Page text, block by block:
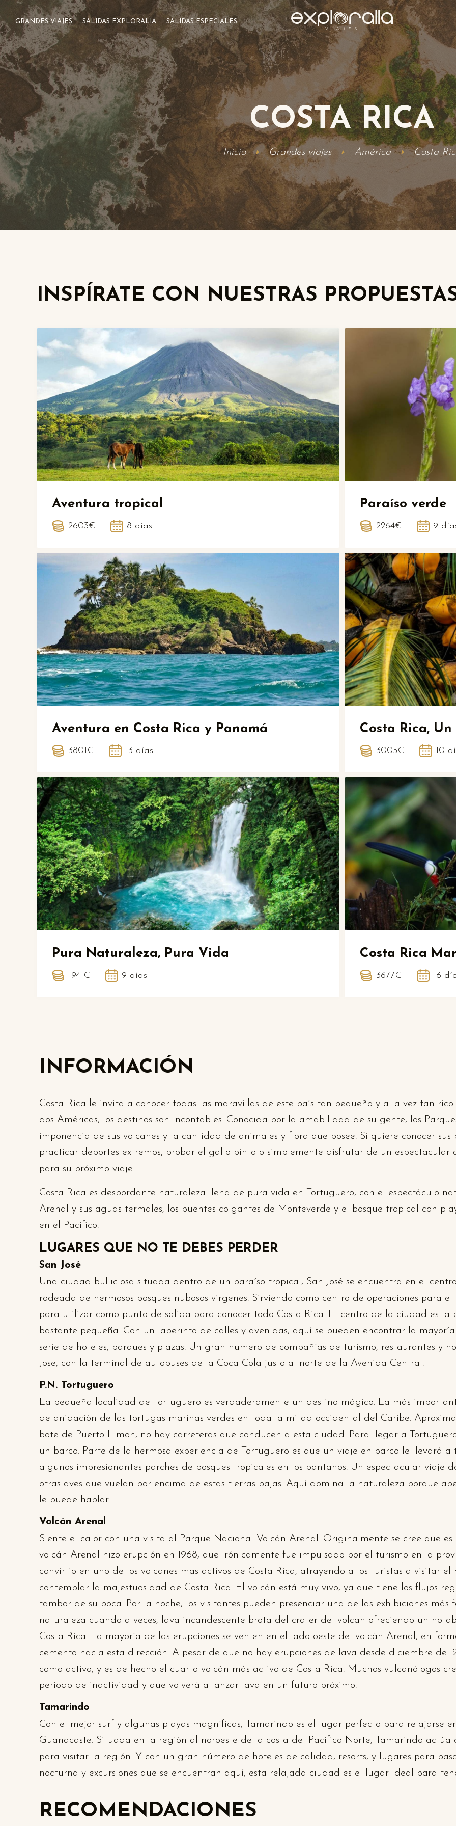
GRANDES VIAJES SALIDAS EXPLORALIA SALIDAS ESPECIALES
COSTA RICA
Inicio Grandes viajes América Costa
INSPÍRATE CON NUESTRAS
Aventura tropical
2603€ 8 días
Paraíso verde
2264€ 9
Aventura en Costa Rica y Panamá
3801€ 13 días
Costa Rica,
3005€ 10
Pura Naturaleza, Pura Vida
1941€ 9 días
Costa Rica
3677€ 16
INFORMACIÓN
Costa Rica le invita a conocer todas las maravillas de este país tan pequeño y a la vez tan
dos Américas, los destinos son incontables. Conocida por la amabilidad de su gente, los
imponencia de sus volcanes y la cantidad de animales y flora que posee. Si quiere conocer sus
practicar deportes extremos, probar el gallo pinto o simplemente disfrutar de un espectacular
para su próximo viaje.
Costa Rica es desbordante naturaleza llena de pura vida en Tortuguero, con el espectáculo
Arenal y sus aguas termales, los puentes colgantes de Monteverde y el bosque tropical con
en el Pacífico.
LUGARES QUE NO TE DEBES PERDER
San José
Una ciudad bulliciosa situada dentro de un paraíso tropical, San José se encuentra en el
rodeada de hermosos bosques nubosos virgenes. Sirviendo como centro de operaciones para
para utilizar como punto de salida para conocer todo Costa Rica. El centro de la ciudad es
bastante pequeña. Con un laberinto de calles y avenidas, aquí se pueden encontrar la
serie de hoteles, parques y plazas. Un gran numero de compañías de turismo, restaurantes y
Jose, con la terminal de autobuses de la Coca Cola justo al norte de la Avenida Central.
P.N. Tortuguero
La pequeña localidad de Tortuguero es verdaderamente un destino mágico. La más
de anidación de las tortugas marinas verdes en toda la mitad occidental del Caribe.
bote de Puerto Limon, no hay carreteras que conducen a esta ciudad. Para llegar a
un barco. Parte de la hermosa experiencia de Tortuguero es que un viaje en barco le llevará
algunos impresionantes parches de bosques tropicales en los pantanos. Un espectacular viaje
otras aves que vuelan por encima de estas tierras bajas. Aquí domina la naturaleza porque
le puede hablar.
Volcán Arenal
Siente el calor con una visita al Parque Nacional Volcán Arenal. Originalmente se cree que es
volcán Arenal hizo erupción en 1968, que irónicamente fue impulsado por el turismo en la
convirtio en uno de los volcanes mas activos de Costa Rica, atrayendo a los turistas a visitar
contemplar la majestuosidad de Costa Rica. El volcán está muy vivo, ya que tiene los flujos
tambor de su boca. Por la noche, los visitantes pueden presenciar una de las exhibiciones más
naturaleza cuando a veces, lava incandescente brota del crater del volcan ofreciendo un
Costa Rica. La mayoría de las erupciones se ven en en el lado oeste del volcán Arenal, en
cemento hacia esta dirección. A pesar de que no hay erupciones de lava desde diciembre del
como activo, y es de hecho el cuarto volcán más activo de Costa Rica. Muchos vulcanólogos
período de inactividad y que volverá a lanzar lava en un futuro próximo.
Tamarindo
Con el mejor surf y algunas playas magníficas, Tamarindo es el lugar perfecto para relajarse
Guanacaste. Situada en la región al noroeste de la costa del Pacífico Norte, Tamarindo
para visitar la región. Y con un gran número de hoteles de calidad, resorts, y lugares para
nocturna y excursiones que se encuentran aquí, esta relajada ciudad es el lugar ideal para
RECOMENDACIONES